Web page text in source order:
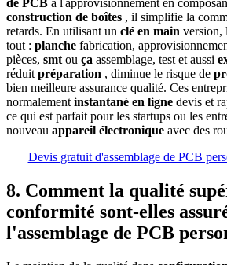
de PCB à l'approvisionnement en
construction de boîtes , il simplifie la
retards. En utilisant un clé en main version,
tout : planche fabrication,
pièces, smt ou ça assemblage, test et aussi
réduit préparation , diminue le risque de
bien meilleure assurance qualité. Ces
normalement instantané en ligne devis et
ce qui est parfait pour les startups ou les
nouveau appareil électronique avec des
Devis gratuit d'assemblage de PCB
8. Comment la qualité
conformité sont-elles
l'assemblage de PCB